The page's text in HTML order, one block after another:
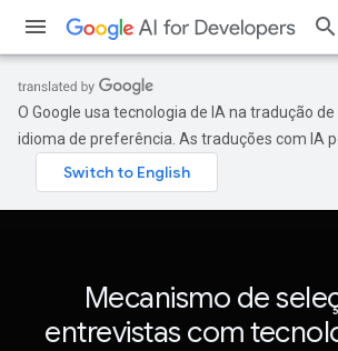
O Google usa tecnologia de IA na tradução
idioma de preferência. As traduções com IA
Mecanismo de
entrevistas com